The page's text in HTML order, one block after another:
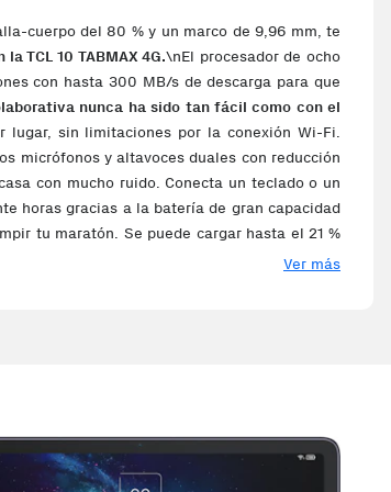
cuerpo del 80 % y un marco de 9,96 mm, te
TCL 10 TABMAX 4G.\nEl procesador de ocho
con hasta 300 MB/s de descarga para que
nunca ha sido tan fácil como con el
lugar, sin limitaciones por la conexión Wi-Fi.
micrófonos y altavoces duales con reducción
con mucho ruido. Conecta un teclado o un
horas gracias a la batería de gran capacidad
tu maratón. Se puede cargar hasta el 21 %
un rato con la tablet, la TCL 10 TABMAX
instalado: Android
Ver más